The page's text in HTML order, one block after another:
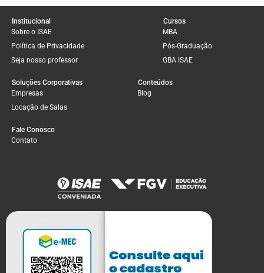
Institucional
Sobre o ISAE
Política de Privacidade
Seja nosso professor
Cursos
MBA
Pós-Graduação
GBA ISAE
Soluções Corporativas
Empresas
Locação de Salas
Conteúdos
Blog
Fale Conosco
Contato